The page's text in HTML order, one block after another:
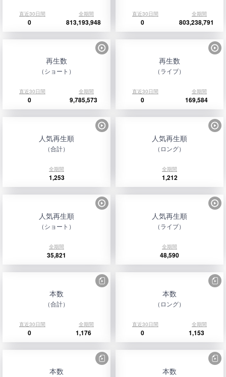
直近30日間 全期間
0 813,193,948
直近30日間 全期間
0 803,238,791
再生数
（ショート）
直近30日間 全期間
0 9,785,573
再生数
（ライブ）
直近30日間 全期間
0 169,584
人気再生順
（合計）
全期間
1,253
人気再生順
（ロング）
全期間
1,212
人気再生順
（ショート）
全期間
35,821
人気再生順
（ライブ）
全期間
48,590
本数
（合計）
直近30日間 全期間
0 1,176
本数
（ロング）
直近30日間 全期間
0 1,153
本数 本数